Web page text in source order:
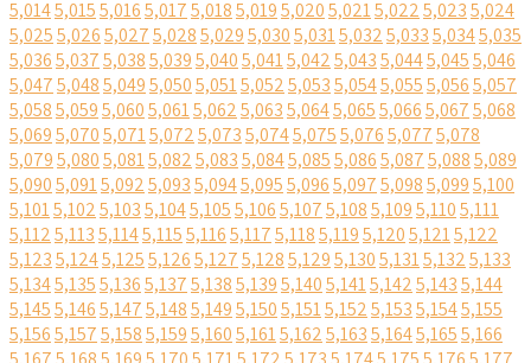
5,0145,0155,0165,0175,0185,0195,0205,0215,0225,0235,024
5,0255,0265,0275,0285,0295,0305,0315,0325,0335,0345,035
5,0365,0375,0385,0395,0405,0415,0425,0435,0445,0455,046
5,0475,0485,0495,0505,0515,0525,0535,0545,0555,0565,057
5,0585,0595,0605,0615,0625,0635,0645,0655,0665,0675,068
5,0695,0705,0715,0725,0735,0745,0755,0765,0775,078
5,0795,0805,0815,0825,0835,0845,0855,0865,0875,0885,089
5,0905,0915,0925,0935,0945,0955,0965,0975,0985,0995,100
5,1015,1025,1035,1045,1055,1065,1075,1085,1095,1105,111
5,1125,1135,1145,1155,1165,1175,1185,1195,1205,1215,122
5,1235,1245,1255,1265,1275,1285,1295,1305,1315,1325,133
5,1345,1355,1365,1375,1385,1395,1405,1415,1425,1435,144
5,1455,1465,1475,1485,1495,1505,1515,1525,1535,1545,155
5,1565,1575,1585,1595,1605,1615,1625,1635,1645,1655,166